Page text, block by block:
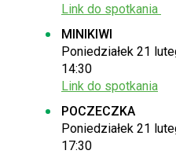
Link do spotkania
MINIKIWI
Poniedziałek 21
14:30
Link do spotkania
POCZECZKA
Poniedziałek 21
17:30